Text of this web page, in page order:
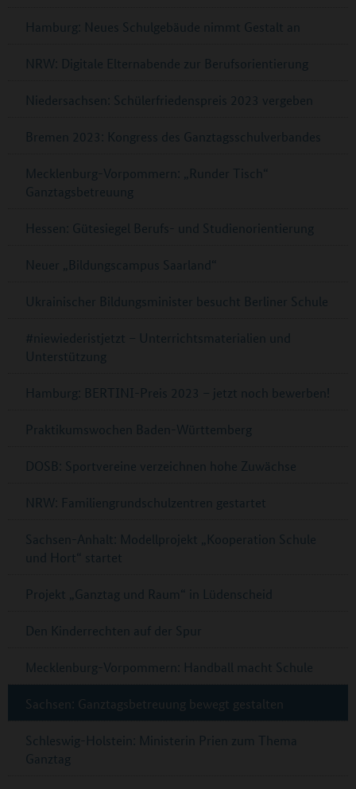
Hamburg: Neues Schulgebäude nimmt Gestalt an
NRW: Digitale Elternabende zur Berufsorientierung
Niedersachsen: Schülerfriedenspreis 2023 vergeben
Bremen 2023: Kongress des Ganztagsschulverbandes
Mecklenburg-Vorpommern: „Runder Tisch“
Ganztagsbetreuung
Hessen: Gütesiegel Berufs- und Studienorientierung
Neuer „Bildungscampus Saarland“
Ukrainischer Bildungsminister besucht Berliner Schule
#niewiederistjetzt – Unterrichtsmaterialien und
Unterstützung
Hamburg: BERTINI-Preis 2023 – jetzt noch bewerben!
Praktikumswochen Baden-Württemberg
DOSB: Sportvereine verzeichnen hohe Zuwächse
NRW: Familiengrundschulzentren gestartet
Sachsen-Anhalt: Modellprojekt „Kooperation Schule
und Hort“ startet
Projekt „Ganztag und Raum“ in Lüdenscheid
Den Kinderrechten auf der Spur
Mecklenburg-Vorpommern: Handball macht Schule
Sachsen: Ganztagsbetreuung bewegt gestalten
Schleswig-Holstein: Ministerin Prien zum Thema
Ganztag